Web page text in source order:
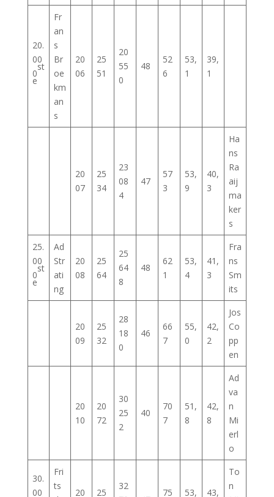
20.
00
0
st
e
Fr
an
s
Br
oe
km
an
s
20
06
25
51
20
55
0
48
52
6
53,
1
39,
1
20
07
25
34
23
08
4
47
57
3
53,
9
40,
3
Ha
ns
Ra
aij
ma
ker
s
25.
00
0
st
e
Ad
Str
ati
ng
20
08
25
64
25
64
8
48
62
1
53,
4
41,
3
Fra
ns
Sm
its
20
09
25
32
28
18
0
46
66
7
55,
0
42,
2
Jos
Co
pp
en
20
10
20
72
30
25
2
40
70
7
51,
8
42,
8
Ad
va
n
Mi
erl
o
30.
00
Fri
ts
20
25
32
75
53,
43,
To
n